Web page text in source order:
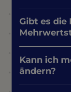
Gibt es
Kann ich
ändern?